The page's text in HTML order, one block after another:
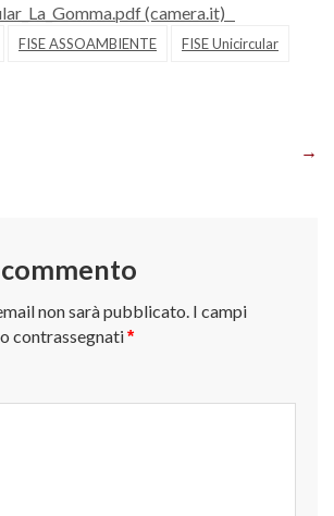
(camera.it)
FISE ASSOAMBIENTE FISE Unicircular
commento
non sarà pubblicato. I campi
contrassegnati*